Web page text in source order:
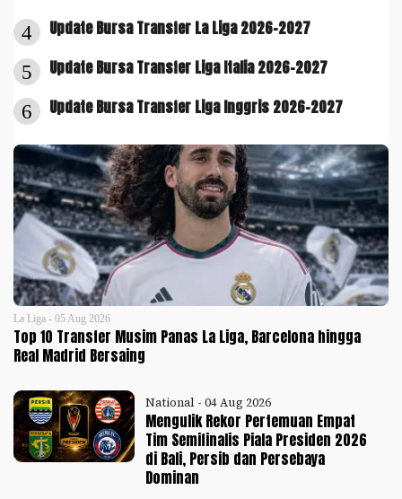
4 Update Bursa Transfer La Liga 2026-2027
5 Update Bursa Transfer Liga Italia 2026-2027
6 Update Bursa Transfer Liga Inggris 2026-2027
La Liga - 05 Aug 2026
Top 10 Transfer Musim Panas La Liga, Barcelona hingga
Real Madrid Bersaing
National - 04 Aug 2026
Mengulik Rekor Pertemuan Empat
Tim Semifinalis Piala Presiden 2026
di Bali, Persib dan Persebaya
Dominan